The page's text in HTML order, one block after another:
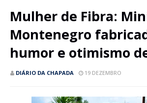
Mulher de Fibra:
Montenegro
humor e otimismo
DIÁRIO DA CHAPADA 19 DEZEMBRO